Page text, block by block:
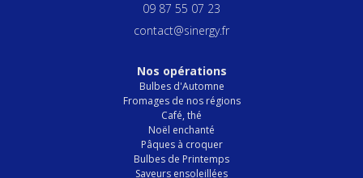
09 87 55 07 23
contact@sinergy.fr
Nos opérations
Bulbes d'Automne
Fromages de nos régions
Café, thé
Noël enchanté
Pâques à croquer
Bulbes de Printemps
Saveurs ensoleillées